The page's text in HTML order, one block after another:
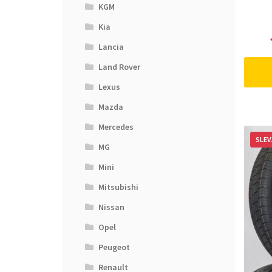
KGM
Kia
Lancia
Land Rover
Lexus
Mazda
Mercedes
MG
Mini
Mitsubishi
Nissan
Opel
Peugeot
Renault